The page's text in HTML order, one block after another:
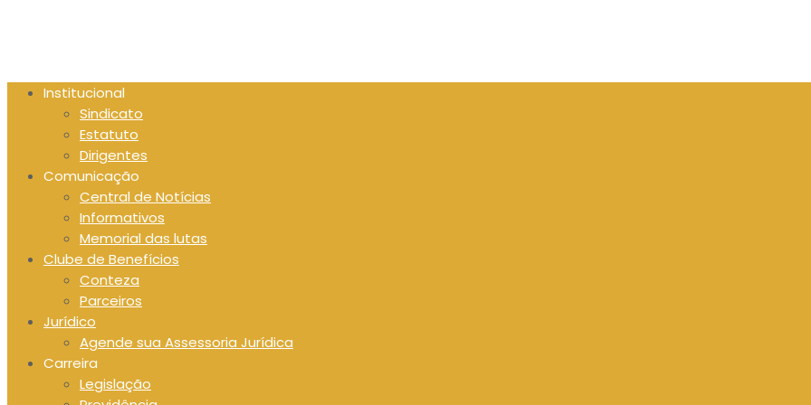
Institucional
Sindicato
Estatuto
Dirigentes
Comunicação
Central de Notícias
Informativos
Memorial das lutas
Clube de Benefícios
Conteza
Parceiros
Jurídico
Agende sua Assessoria Jurídica
Carreira
Legislação